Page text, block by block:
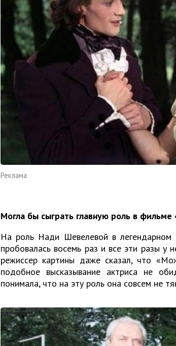
Реклама
Могла бы сыграть главную роль в
На роль Нади Шевелевой в
пробовалась восемь раз и все эти разы у
режиссер картины даже сказал, что
подобное высказывание актриса не
понимала, что на эту роль она совсем не